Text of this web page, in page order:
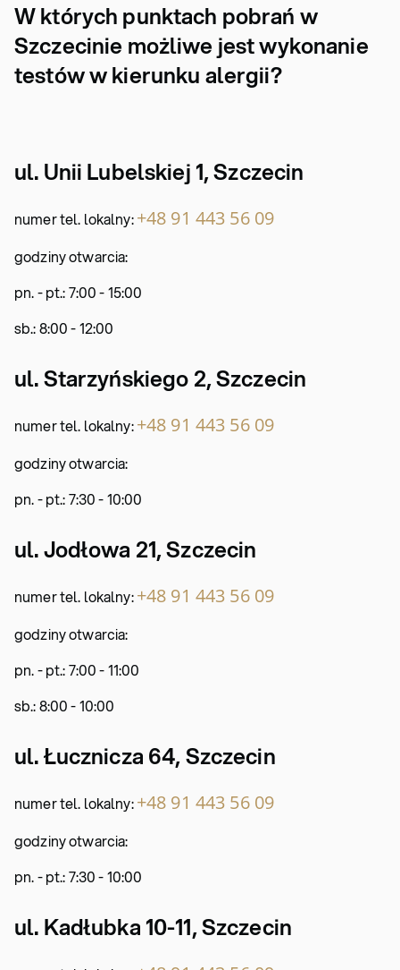
W których punktach pobrań w
Szczecinie możliwe jest wykonanie
testów w kierunku alergii?
ul. Unii Lubelskiej 1,Szczecin
numer tel. lokalny:+48 91 443 56 09
godziny otwarcia:
pn. - pt.: 7:00 - 15:00
sb.: 8:00 - 12:00
ul. Starzyńskiego 2, Szczecin
numer tel. lokalny:+48 91 443 56 09
godziny otwarcia:
pn. - pt.: 7:30 - 10:00
ul. Jodłowa 21,Szczecin
numer tel. lokalny:+48 91 443 56 09
godziny otwarcia:
pn. - pt.: 7:00 - 11:00
sb.: 8:00 - 10:00
ul. Łucznicza 64, Szczecin
numer tel. lokalny:+48 91 443 56 09
godziny otwarcia:
pn. - pt.: 7:30 - 10:00
ul. Kadłubka 10-11, Szczecin